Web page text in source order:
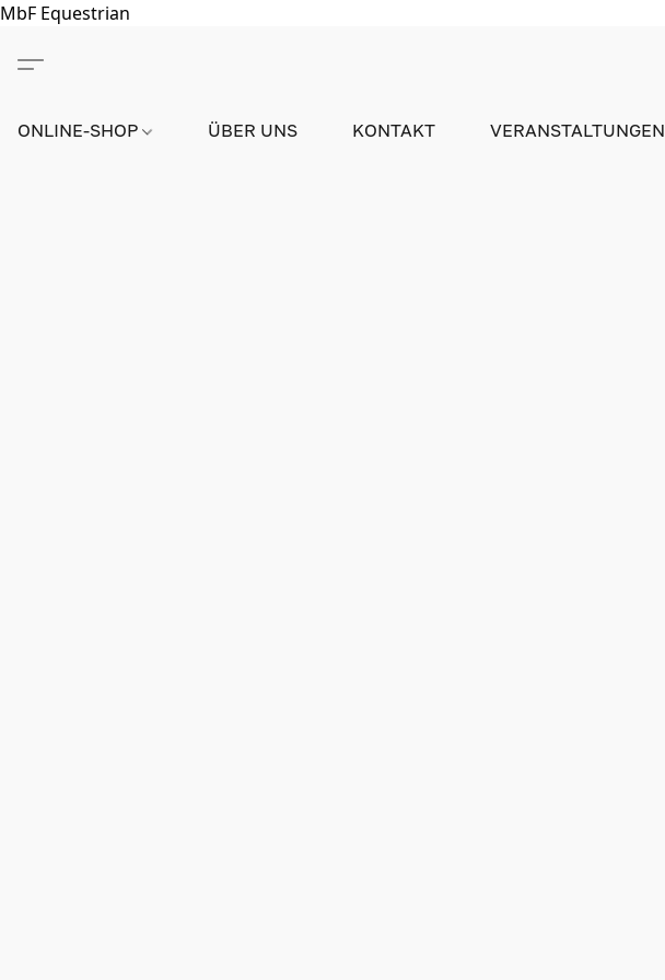
MbF Equestrian
ONLINE-SHOP ÜBER UNS KONTAKT VERANSTALTUNGEN